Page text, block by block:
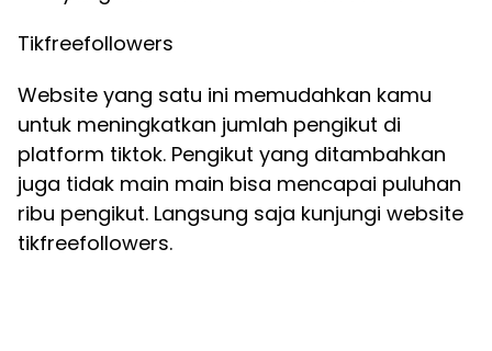
Tikfreefollowers
Website yang satu ini memudahkan kamu
untuk meningkatkan jumlah pengikut di
platform tiktok. Pengikut yang ditambahkan
juga tidak main main bisa mencapai puluhan
ribu pengikut. Langsung saja kunjungi website
tikfreefollowers.